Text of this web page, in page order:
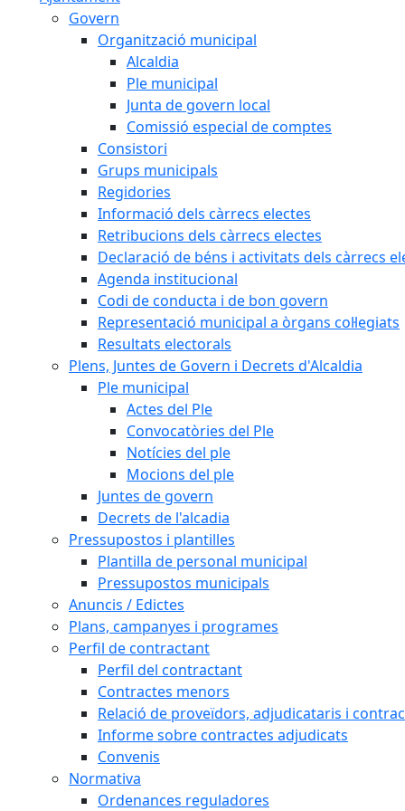
Govern
Organització municipal
Alcaldia
Ple municipal
Junta de govern local
Comissió especial de comptes
Consistori
Grups municipals
Regidories
Informació dels càrrecs electes
Retribucions dels càrrecs electes
Declaració de béns i activitats dels càrrecs
Agenda institucional
Codi de conducta i de bon govern
Representació municipal a òrgans col·legiats
Resultats electorals
Plens, Juntes de Govern i Decrets d'Alcaldia
Ple municipal
Actes del Ple
Convocatòries del Ple
Notícies del ple
Mocions del ple
Juntes de govern
Decrets de l'alcadia
Pressupostos i plantilles
Plantilla de personal municipal
Pressupostos municipals
Anuncis / Edictes
Plans, campanyes i programes
Perfil de contractant
Perfil del contractant
Contractes menors
Relació de proveïdors, adjudicataris i
Informe sobre contractes adjudicats
Convenis
Normativa
Ordenances reguladores